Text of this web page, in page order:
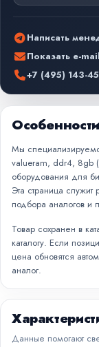
Написать
Показать e-mail
+7 (495) 143-
Мы
valueram, ddr4, 8gb
оборудования для
Эта страница
подбора аналогов и
Товар сохранен в
каталогу. Если
цена обновятся
аналог.
Данные помогают